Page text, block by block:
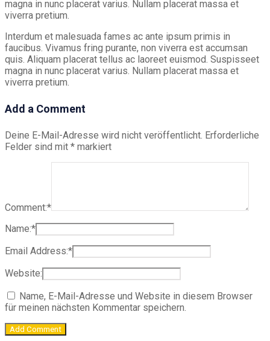
magna in nunc placerat varius. Nullam placerat massa et
viverra pretium.
Interdum et malesuada fames ac ante ipsum primis in
faucibus. Vivamus fring purante, non viverra est accumsan
quis. Aliquam placerat tellus ac laoreet euismod. Suspisseet
magna in nunc placerat varius. Nullam placerat massa et
viverra pretium.
Add a Comment
Deine E-Mail-Adresse wird nicht veröffentlicht. Erforderliche
Felder sind mit * markiert
Comment:*
Name:*
Email Address:*
Website:
Name, E-Mail-Adresse und Website in diesem Browser
für meinen nächsten Kommentar speichern.